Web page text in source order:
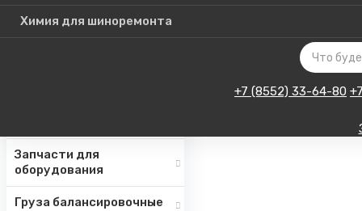
Химия для шиноремонта
+7 (8552) 33-64-80
Запчасти для
оборудования
Груза балансировочные